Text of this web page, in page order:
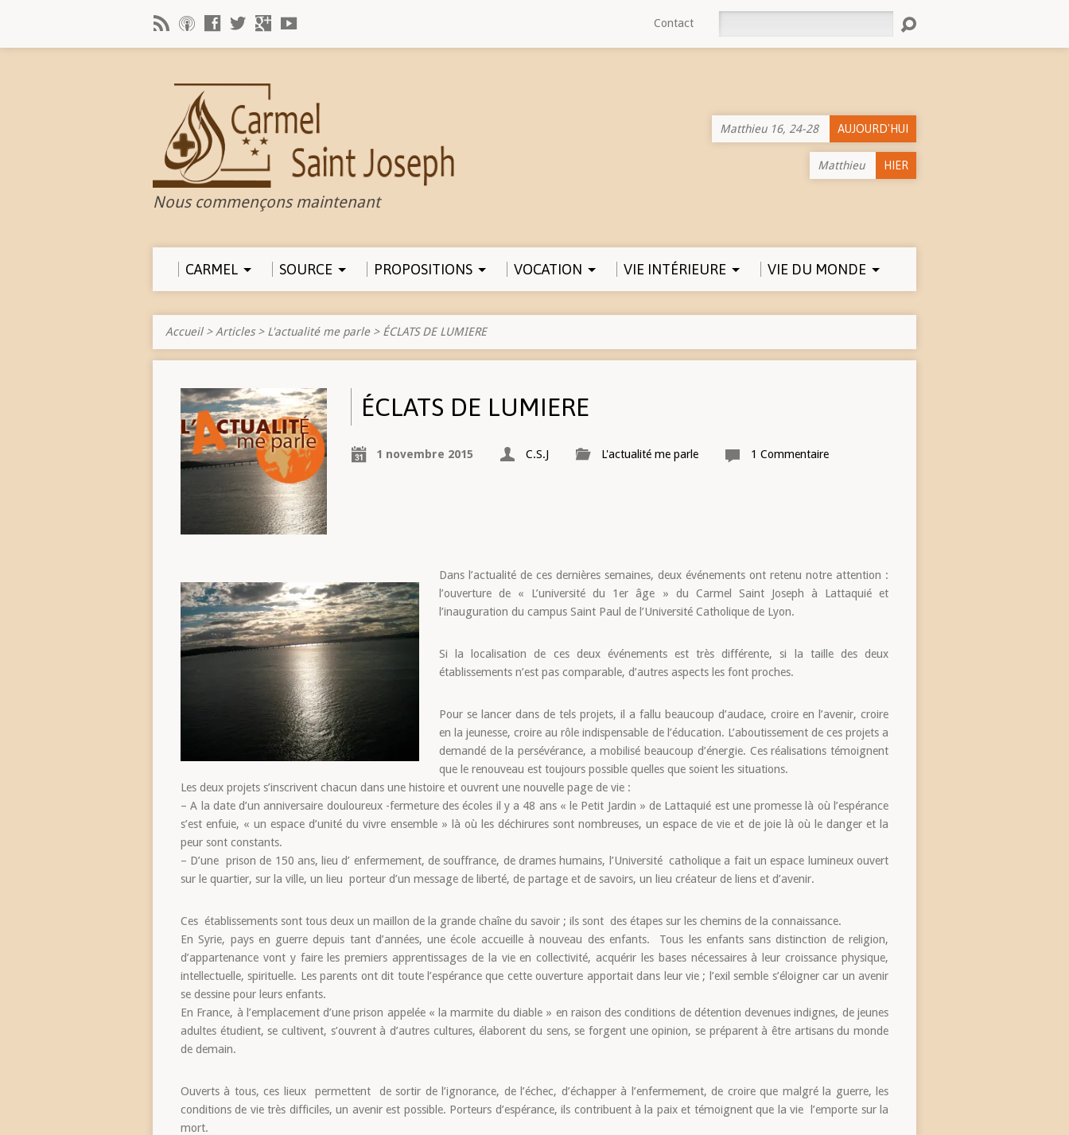
Contact
Nous commençons maintenant
Matthieu 16, 24-28 AUJOURD'HUI
Matthieu HIER
CARMEL SOURCE PROPOSITIONS VOCATION VIE INTÉRIEURE VIE DU MONDE
Accueil> Articles> L'actualité me parle> ÉCLATS DE LUMIERE
ÉCLATS DE LUMIERE
1 novembre 2015 C.S.J L'actualité me parle 1 Commentaire
Dans l’actualité de ces dernières semaines, deux événements ont retenu notre attention :
l’ouverture de « L’université du 1er âge » du Carmel Saint Joseph à Lattaquié et
l’inauguration du campus Saint Paul de l’Université Catholique de Lyon.
Si la localisation de ces deux événements est très différente, si la taille des deux
établissements n’est pas comparable, d’autres aspects les font proches.
Pour se lancer dans de tels projets, il a fallu beaucoup d’audace, croire en l’avenir, croire
en la jeunesse, croire au rôle indispensable de l’éducation. L’aboutissement de ces projets a
demandé de la persévérance, a mobilisé beaucoup d’énergie. Ces réalisations témoignent
que le renouveau est toujours possible quelles que soient les situations.
Les deux projets s’inscrivent chacun dans une histoire et ouvrent une nouvelle page de vie :
– A la date d’un anniversaire douloureux -fermeture des écoles il y a 48 ans « le Petit Jardin » de Lattaquié est une promesse là où l’espérance
s’est enfuie, « un espace d’unité du vivre ensemble » là où les déchirures sont nombreuses, un espace de vie et de joie là où le danger et la
peur sont constants.
– D’une prison de 150 ans, lieu d’ enfermement, de souffrance, de drames humains, l’Université catholique a fait un espace lumineux ouvert
sur le quartier, sur la ville, un lieu porteur d’un message de liberté, de partage et de savoirs, un lieu créateur de liens et d’avenir.
Ces établissements sont tous deux un maillon de la grande chaîne du savoir ; ils sont des étapes sur les chemins de la connaissance.
En Syrie, pays en guerre depuis tant d’années, une école accueille à nouveau des enfants. Tous les enfants sans distinction de religion,
d’appartenance vont y faire les premiers apprentissages de la vie en collectivité, acquérir les bases nécessaires à leur croissance physique,
intellectuelle, spirituelle. Les parents ont dit toute l’espérance que cette ouverture apportait dans leur vie ; l’exil semble s’éloigner car un avenir
se dessine pour leurs enfants.
En France, à l’emplacement d’une prison appelée « la marmite du diable » en raison des conditions de détention devenues indignes, de jeunes
adultes étudient, se cultivent, s’ouvrent à d’autres cultures, élaborent du sens, se forgent une opinion, se préparent à être artisans du monde
de demain.
Ouverts à tous, ces lieux permettent de sortir de l’ignorance, de l’échec, d’échapper à l’enfermement, de croire que malgré la guerre, les
conditions de vie très difficiles, un avenir est possible. Porteurs d’espérance, ils contribuent à la paix et témoignent que la vie l’emporte sur la
mort.